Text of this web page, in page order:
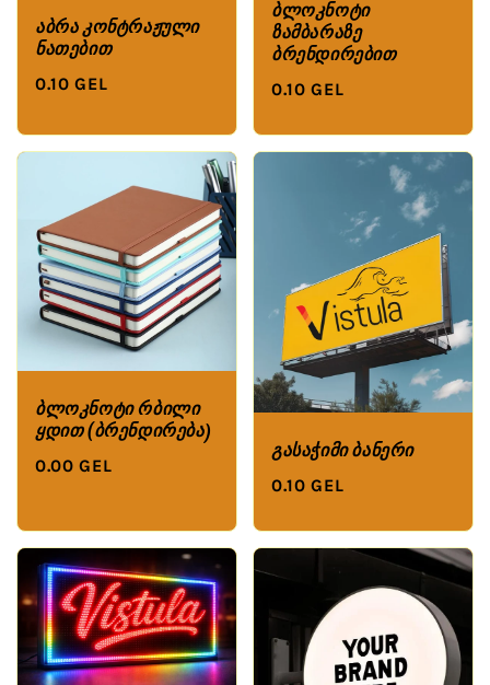
აბრა კონტრაჟული
ნათებით
0.10 GEL
ბლოკნოტი
ზამბარაზე
ბრენდირებით
0.10 GEL
ბლოკნოტი რბილი
ყდით (ბრენდირება)
0.00 GEL
გასაჭიმი ბანერი
0.10 GEL